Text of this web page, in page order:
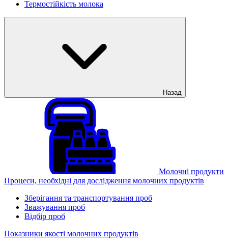
Термостійкість молока
Назад
Молочні продукти
Процеси, необхідні для дослідження молочних продуктів
Зберігання та транспортування проб
Зважування проб
Відбір проб
Показники якості молочних продуктів